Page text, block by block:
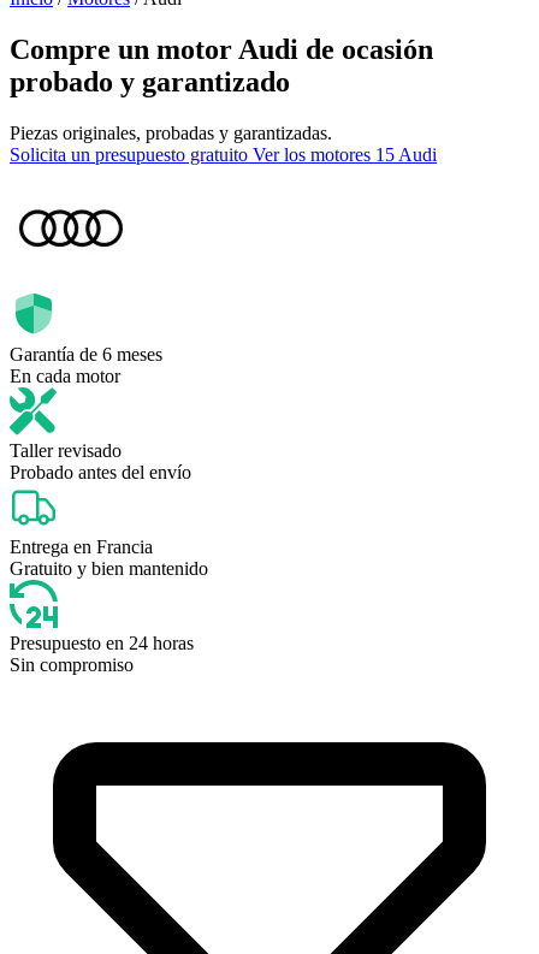
Compre un motor Audi de ocasión
probado y garantizado
Piezas originales, probadas y garantizadas.
Solicita un presupuesto gratuito Ver los motores 15 Audi
Garantía de 6 meses
En cada motor
Taller revisado
Probado antes del envío
Entrega en Francia
Gratuito y bien mantenido
Presupuesto en 24 horas
Sin compromiso